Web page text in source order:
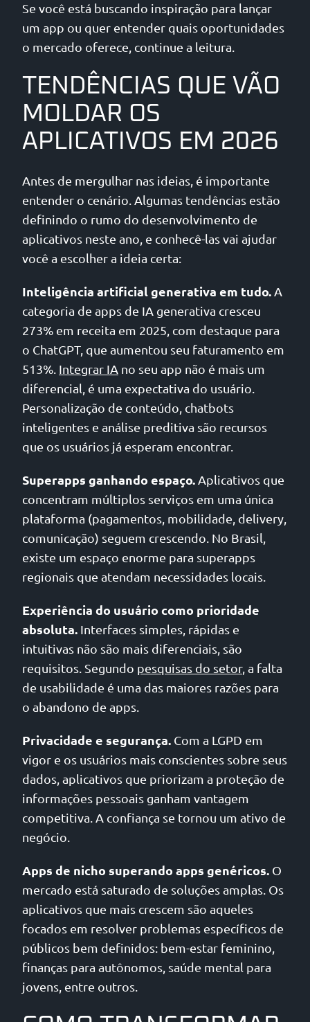
Se você está buscando inspiração para lançar
um app ou quer entender quais oportunidades
o mercado oferece, continue a leitura.
TENDÊNCIAS QUE VÃO
MOLDAR OS
APLICATIVOS EM 2026
Antes de mergulhar nas ideias, é importante
entender o cenário. Algumas tendências estão
definindo o rumo do desenvolvimento de
aplicativos neste ano, e conhecê-las vai ajudar
você a escolher a ideia certa:
Inteligência artificial generativa em tudo. A
categoria de apps de IA generativa cresceu
273% em receita em 2025, com destaque para
o ChatGPT, que aumentou seu faturamento em
513%. Integrar IA no seu app não é mais um
diferencial, é uma expectativa do usuário.
Personalização de conteúdo, chatbots
inteligentes e análise preditiva são recursos
que os usuários já esperam encontrar.
Superapps ganhando espaço. Aplicativos que
concentram múltiplos serviços em uma única
plataforma (pagamentos, mobilidade, delivery,
comunicação) seguem crescendo. No Brasil,
existe um espaço enorme para superapps
regionais que atendam necessidades locais.
Experiência do usuário como prioridade
absoluta. Interfaces simples, rápidas e
intuitivas não são mais diferenciais, são
requisitos. Segundo pesquisas do setor, a falta
de usabilidade é uma das maiores razões para
o abandono de apps.
Privacidade e segurança. Com a LGPD em
vigor e os usuários mais conscientes sobre seus
dados, aplicativos que priorizam a proteção de
informações pessoais ganham vantagem
competitiva. A confiança se tornou um ativo de
negócio.
Apps de nicho superando apps genéricos. O
mercado está saturado de soluções amplas. Os
aplicativos que mais crescem são aqueles
focados em resolver problemas específicos de
públicos bem definidos: bem-estar feminino,
finanças para autônomos, saúde mental para
jovens, entre outros.